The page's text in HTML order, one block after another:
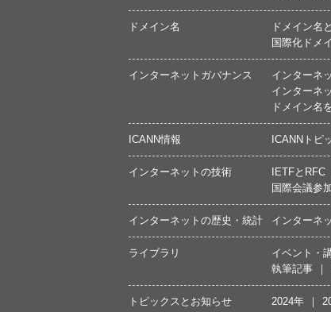
ドメイン名 ドメイン名
国際化ドメ
インターネットガバナンス インターネ
インターネ
ドメイン名
ICANN情報 ICANNトピ
インターネットの技術 IETFとRFC
国際会議参
インターネットの歴史・統計 インターネ
ライブラリ イベント・
執筆記事
トピックスとお知らせ 2024年